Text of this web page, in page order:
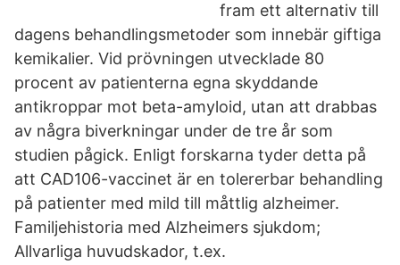
fram ett alternativ till
dagens behandlingsmetoder som innebär giftiga
kemikalier. Vid prövningen utvecklade 80
procent av patienterna egna skyddande
antikroppar mot beta-amyloid, utan att drabbas
av några biverkningar under de tre år som
studien pågick. Enligt forskarna tyder detta på
att CAD106-vaccinet är en tolererbar behandling
på patienter med mild till måttlig alzheimer.
Familjehistoria med Alzheimers sjukdom;
Allvarliga huvudskador, t.ex.